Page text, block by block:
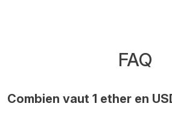
FAQ
Combien vaut 1 ether en